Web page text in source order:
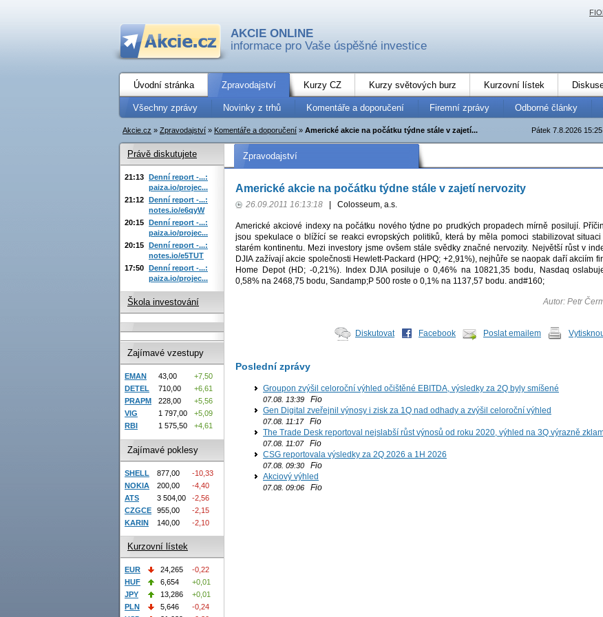
AKCIE ONLINE
informace pro Vaše úspěšné investice
Úvodní stránka Zpravodajství Kurzy CZ Kurzy světových burz Kurzovní lístek
Všechny zprávy Novinky z trhů Komentáře a doporučení Firemní zprávy Odborné články
Pátek 7.8.2026 15:25
Akcie.cz » Zpravodajství » Komentáře a doporučení » Americké akcie na počátku týdne stále v zajetí...
Zpravodajství
Americké akcie na počátku týdne stále v zajetí nervozity
26.09.2011 16:13:18 Colosseum, a.s.
Americké akciové indexy na počátku nového týdne po prudkých propadech mírně posilují.
jsou spekulace o blížící se reakci evropských politiků, která by měla pomoci stabilizovat situaci
starém kontinentu. Mezi investory jsme ovšem stále svědky značné nervozity. Největší růst v
DJIA zažívají akcie společnosti Hewlett-Packard (HPQ; +2,91%), nejhůře se naopak daří akciím
Home Depot (HD; -0,21%). Index DJIA posiluje o 0,46% na 10821,35 bodu, Nasdaq
0,58% na 2468,75 bodu, Sandamp;P 500 roste o 0,1% na 1137,57 bodu. and#160;
Autor: Petr
Diskutovat Facebook Poslat emailem
Poslední zprávy
Groupon zvýšil celoroční výhled očištěné EBITDA, výsledky za 2Q byly smíšené
07.08. 13:39 Fio
Gen Digital zveřejnil výnosy i zisk za 1Q nad odhady a zvýšil celoroční výhled
07.08. 11:17Fio
The Trade Desk reportoval nejslabší růst výnosů od roku 2020, výhled na 3Q výrazně
07.08. 11:07Fio
CSG reportovala výsledky za 2Q 2026 a 1H 2026
07.08. 09:30 Fio
Akciový výhled
07.08. 09:06 Fio
Právě diskutujete
21:13 Denní report -...:
paiza.io/projec...
21:12 Denní report -...:
notes.io/e6qyW
20:15 Denní report -...:
paiza.io/projec...
20:15 Denní report -...:
notes.io/e5TUT
17:50 Denní report -...:
paiza.io/projec...
Škola investování
Zajímavé vzestupy
EMAN 43,00
+7,50
DETEL
710,00
+6,61
PRAPM
228,00
+5,56
VIG
1 797,00
+5,09
RBI
1 575,50 +4,61
Zajímavé poklesy
SHELL 877,00
-10,33
NOKIA
200,00
-4,40
ATS
3 504,00
-2,56
CZGCE
955,00
-2,15
KARIN
140,00 -2,10
Kurzovní lístek
EUR 24,265
-0,22
HUF
6,654
+0,01
JPY
13,286
+0,01
PLN
5,646
-0,24